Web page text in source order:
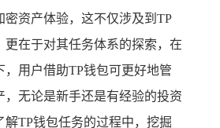
密资产体验，这不仅涉及到TP
更在于对其任务体系的探索，在
，用户借助TP钱包可更好地管
，无论是新手还是有经验的投资
解TP钱包任务的过程中，挖掘